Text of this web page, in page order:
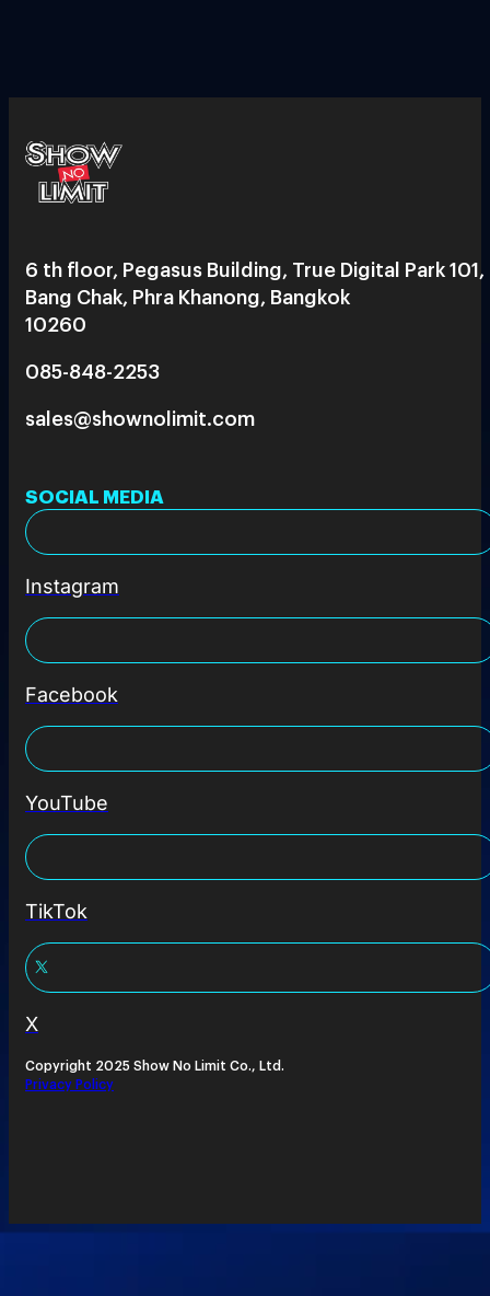
6 th floor, Pegasus Building, True Digital Park 101,
Bang Chak, Phra Khanong, Bangkok
10260
085-848-2253
sales@shownolimit.com
SOCIAL MEDIA
Instagram
Facebook
YouTube
TikTok
X
Copyright 2025 Show No Limit Co., Ltd.
Privacy Policy